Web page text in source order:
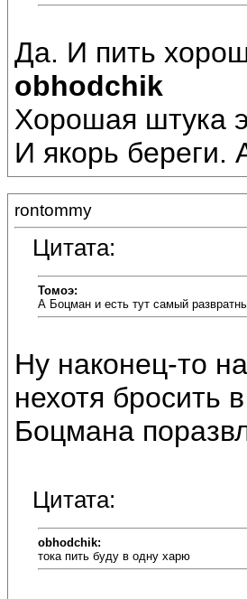
Да. И пить
obhodchik
Хорошая штука
И якорь береги.
rontommy
Цитата:
Томоэ:
А Боцман и есть тут самый
Ну наконец-то
нехотя бросить
Боцмана
Цитата:
obhodchik:
тока пить буду в одну харю